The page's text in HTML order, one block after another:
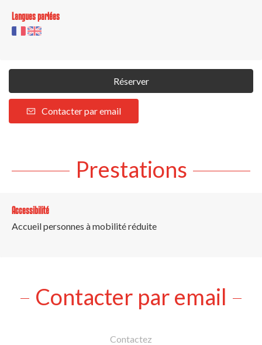
Langues parlées
Réserver
Contacter par email
Prestations
Accessibilité
Accueil personnes à mobilité réduite
Contacter par email
Contactez